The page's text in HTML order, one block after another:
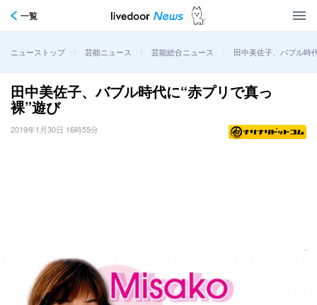
一覧
ニューストップ > 芸能ニュース > 芸能総合ニュース > 田中美佐子、バブル時
田中美佐子、バブル時代に“赤プリで真っ
裸”遊び
2019年1月30日 16時55分